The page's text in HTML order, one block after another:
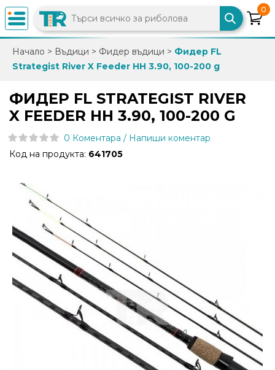
×
0882
086
info@trfish.com
Регистрация
Промоции
Нови
продукти
0
Начало > Въдици > Фидер въдици > Фидер FL
Strategist River X Feeder HH 3.90, 100-200 g
ФИДЕР FL STRATEGIST RIVER
X FEEDER HH 3.90, 100-200 G
0 Коментара / Напиши коментар
Код на продукта: 641705